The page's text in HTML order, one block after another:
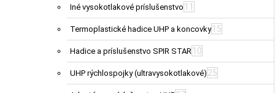
Iné vysokotlakové príslušenstvo 11
Termoplastické hadice UHP a koncovky 15
Hadice a príslušenstvo SPIR STAR 10
UHP rýchlospojky (ultravysokotlakové) 25